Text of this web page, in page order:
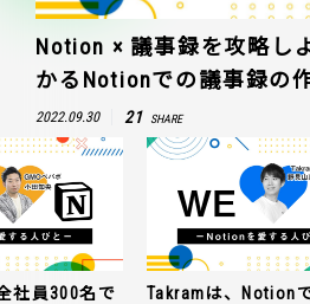
Notion × 議事録を攻略し
かるNotionでの議事録の
2022.09.30 21 SHARE
社員300名で
Takramは、Notion